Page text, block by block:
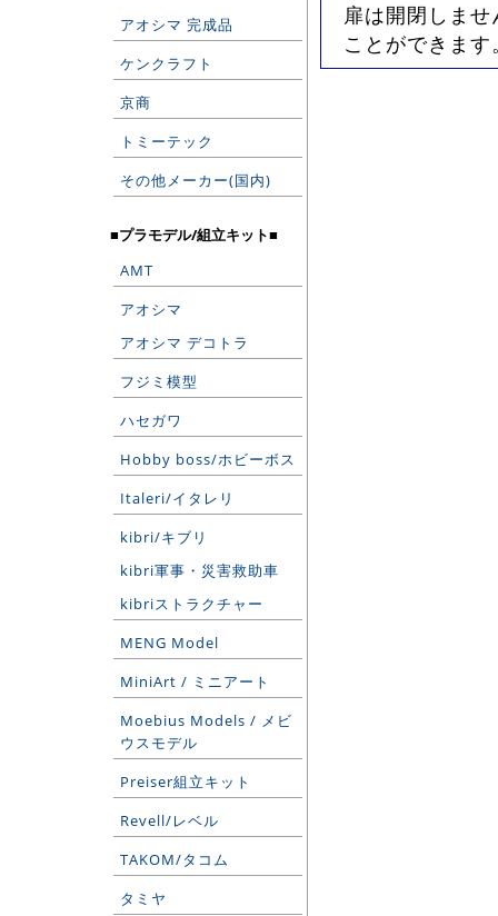
アオシマ 完成品
ケンクラフト
京商
トミーテック
その他メーカー(国内)
■プラモデル/組立キット■
AMT
アオシマ
アオシマ デコトラ
フジミ模型
ハセガワ
Hobby boss/ホビーボス
Italeri/イタレリ
kibri/キブリ
kibri軍事・災害救助車
kibriストラクチャー
MENG Model
MiniArt / ミニアート
Moebius Models / メビ
ウスモデル
Preiser組立キット
Revell/レベル
TAKOM/タコム
タミヤ
扉は開閉しま
ことができます